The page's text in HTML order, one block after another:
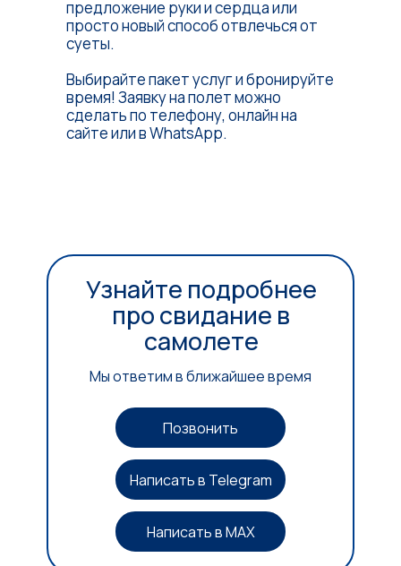
предложение руки и сердца или
просто новый способ отвлечься от
суеты.
Выбирайте пакет услуг и бронируйте
время! Заявку на полет можно
сделать по телефону, онлайн на
сайте или в WhatsApp.
Узнайте подробнее
про свидание в
самолете
Мы ответим в ближайшее время
Позвонить
Написать в Telegram
Написать в MAX